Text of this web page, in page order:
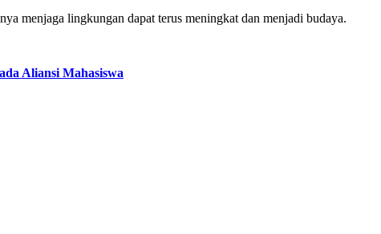
menjaga lingkungan dapat terus meningkat dan menjadi budaya.
Aliansi Mahasiswa